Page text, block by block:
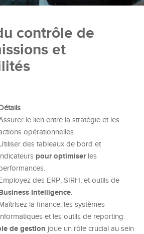
contrôle de
et
le lien entre la stratégie et les
opérationnelles.
des tableaux de bord et
pour optimiserles
des ERP, SIRH, et outils de
Intelligence.
la finance, les systèmes
et les outils de reporting.
de gestion joue un rôle crucial au sein